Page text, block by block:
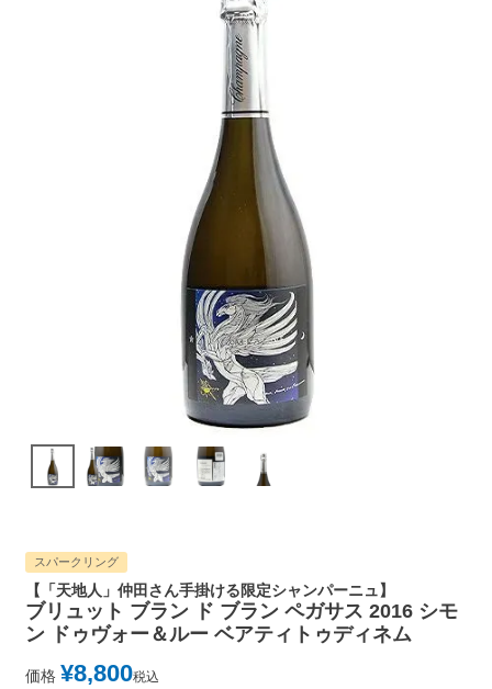
スパークリング
【「天地人」仲田さん手掛ける限定シャンパーニュ】
ブリュット ブラン ド ブラン ペガサス 2016 シモ
ン ドゥヴォー＆ルー ベアティトゥディネム
価格 ¥8,800税込